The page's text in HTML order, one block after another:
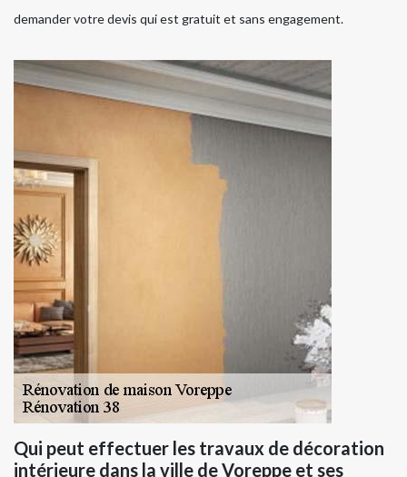
demander votre devis qui est gratuit et sans engagement.
Qui peut effectuer les travaux de décoration
intérieure dans la ville de Voreppe et ses